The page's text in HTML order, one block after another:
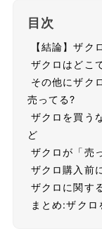
目次
【結論】ザク
ザクロはどこ
その他にザク
売ってる?
ザクロを買う
ど
ザクロが「売
ザクロ購入前
ザクロに関す
まとめ:ザクロ